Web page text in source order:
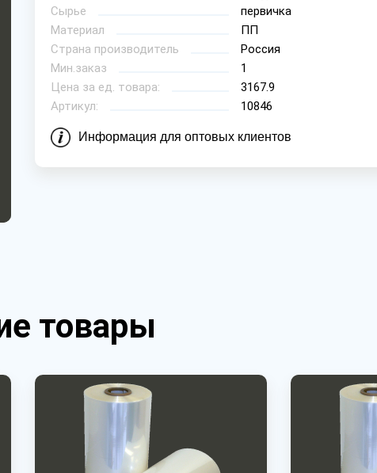
Сырье
первичка
Материал
ПП
Страна производитель
Россия
Мин.заказ
1
Цена за ед. товара:
3167.9
Артикул:
10846
Информация для оптовых клиентов
товары